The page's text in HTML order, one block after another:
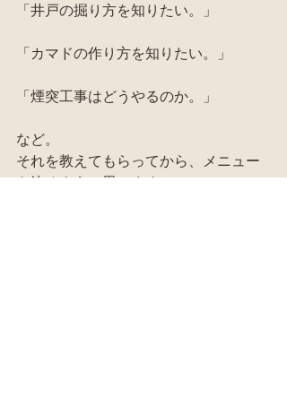
「井戸の掘り方を知りたい。」
「カマドの作り方を知りたい。」
「煙突工事はどうやるのか。」
など。
それを教えてもらってから、メニュー
を決めようと思います。